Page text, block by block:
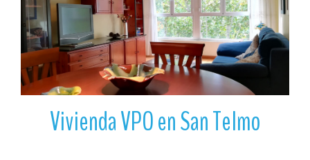
Ver
Vivienda VPO en San Telmo